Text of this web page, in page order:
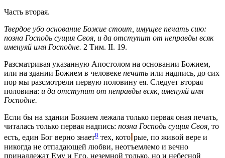
Часть вторая.
Твердое убо основание Божие стоит, имущее печать сию:
позна Господь сущия Своя, и да отступит от неправды всяк
именуяй имя Господне. 2 Тим. II. 19.
Разсматривая указанную Апостолом на основании Божием,
или на здании Божием в человеке печать или надпись, до сих
пор мы разсмотрели первую половину ея. Следует вторая
половина: и да отступит от неправды всяк, именуяй имя
Господне.
Если бы на здании Божием лежала только первая оная печать,
читалась только первая надпись: позна Господь сущия Своя, то
есть, един Бог верно знает8 тех, кото рые, по живой вере и
никогда не отпадающей любви, неотъемлемо и вечно
принадлежат Ему и Его, неземной только, но и небесной